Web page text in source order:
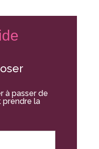
à passer de
prendre la